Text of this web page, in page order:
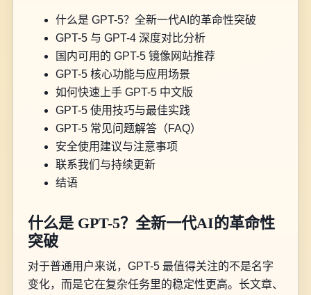
什么是 GPT-5？全新一代AI的革命性突破
GPT-5 与 GPT-4 深度对比分析
国内可用的 GPT-5 镜像网站推荐
GPT-5 核心功能与应用场景
如何快速上手 GPT-5 中文版
GPT-5 使用技巧与最佳实践
GPT-5 常见问题解答（FAQ）
安全使用建议与注意事项
联系我们与持续更新
结语
什么是 GPT-5？全新一代AI的革命性
突破
对于普通用户来说，GPT-5 最值得关注的不是名字
变化，而是它在复杂任务里的稳定性更高。长文章、